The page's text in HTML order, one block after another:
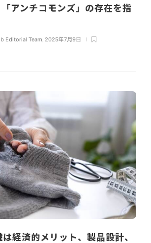
アンチコモンズ」の存在を指
Editorial Team 2025年7月9日
経済的メリット、製品設計、